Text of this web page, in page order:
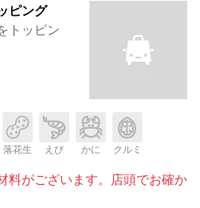
ピング
トッピン
落花生 えび かに クルミ
料がございます。店頭でお確か